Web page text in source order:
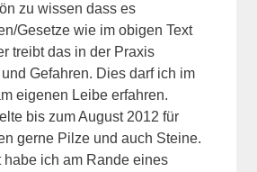
zu wissen dass es
Gesetze wie im obigen Text
treibt das in der Praxis
Gefahren. Dies darf ich im
eigenen Leibe erfahren.
bis zum August 2012 für
gerne Pilze und auch Steine.
habe ich am Rande eines